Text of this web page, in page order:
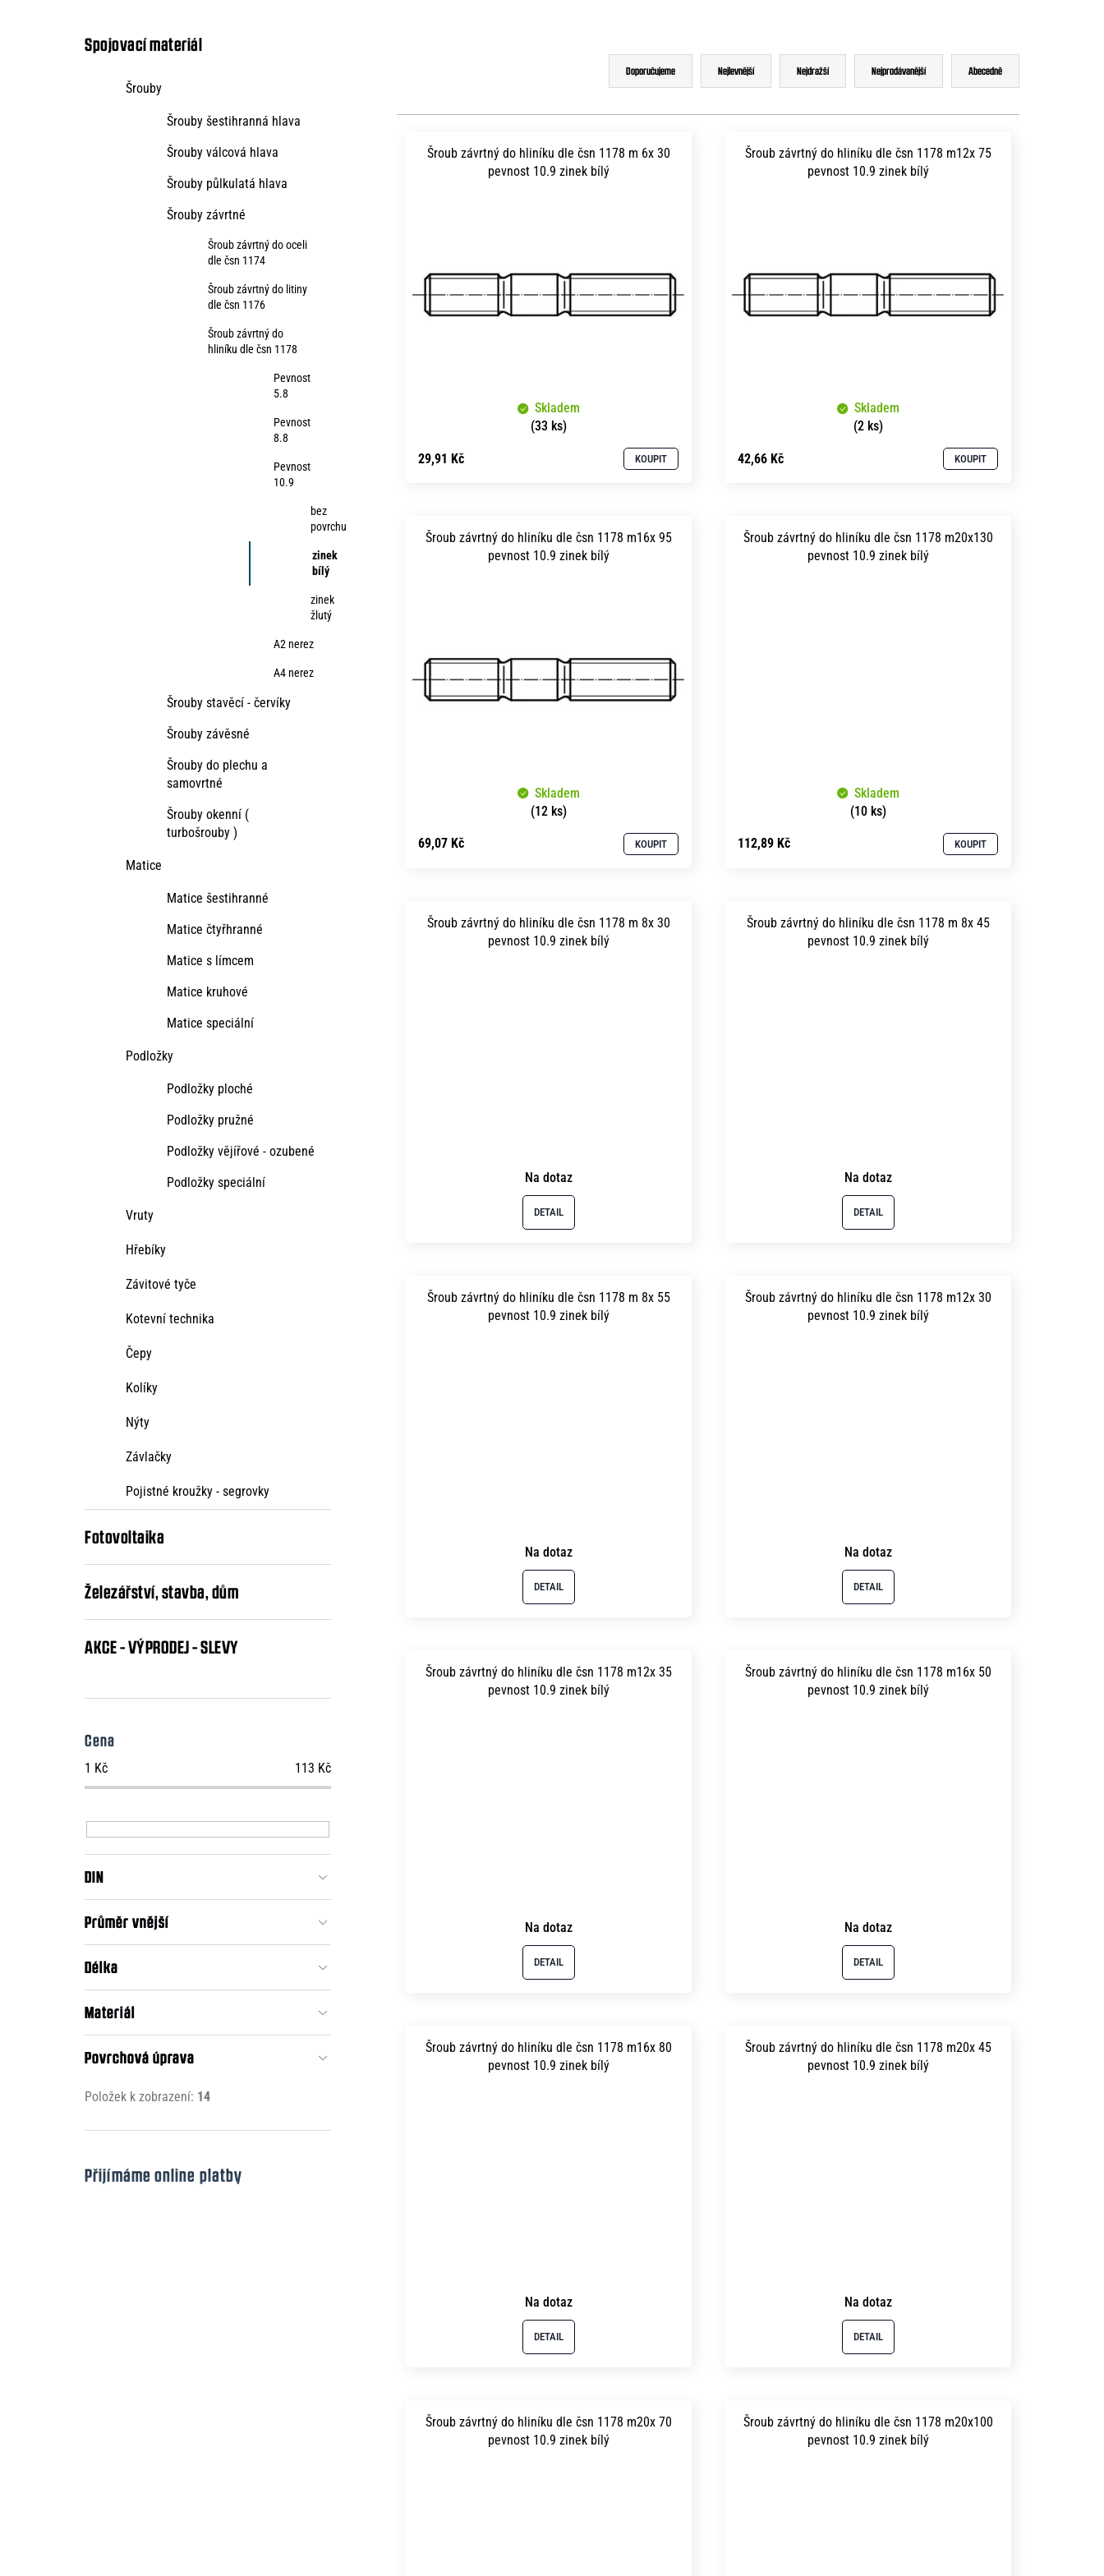
Spojovací materiál
Šrouby
Šrouby šestihranná hlava
Šrouby válcová hlava
Šrouby půlkulatá hlava
Šrouby závrtné
Šroub závrtný do oceli
dle čsn 1174
Šroub závrtný do litiny
dle čsn 1176
Šroub závrtný do
hliníku dle čsn 1178
Pevnost
5.8
Pevnost
8.8
Pevnost
10.9
bez
povrchu
zinek
bílý
zinek
žlutý
A2 nerez
A4 nerez
Šrouby stavěcí - červíky
Šrouby závěsné
Šrouby do plechu a
samovrtné
Šrouby okenní (
turbošrouby )
Matice
Matice šestihranné
Matice čtyřhranné
Matice s límcem
Matice kruhové
Matice speciální
Podložky
Podložky ploché
Podložky pružné
Podložky vějířové - ozubené
Podložky speciální
Vruty
Hřebíky
Závitové tyče
Kotevní technika
Čepy
Kolíky
Nýty
Závlačky
Pojistné kroužky - segrovky
Fotovoltaika
Železářství, stavba, dům
AKCE - VÝPRODEJ - SLEVY
Cena
1 Kč 113 Kč
DIN
Průměr vnější
Délka
Materiál
Povrchová úprava
Položek k zobrazení: 14
Přijímáme online platby
Ř
a
z
e
n
o
d
Doporučujeme Nejlevnější Nejdražší Nejprodávanější Abecedně
Šroub závrtný do hliníku dle čsn 1178 m 6x 30
pevnost 10.9 zinek bílý
Skladem
(33 ks)
29,91 Kč KOUPIT
Šroub závrtný do hliníku dle čsn 1178 m12x 75
pevnost 10.9 zinek bílý
Skladem
(2 ks)
42,66 Kč KOUPIT
Šroub závrtný do hliníku dle čsn 1178 m16x 95
pevnost 10.9 zinek bílý
Skladem
(12 ks)
69,07 Kč KOUPIT
Šroub závrtný do hliníku dle čsn 1178 m20x130
pevnost 10.9 zinek bílý
Skladem
(10 ks)
112,89 Kč KOUPIT
Šroub závrtný do hliníku dle čsn 1178 m 8x 30
pevnost 10.9 zinek bílý
Na dotaz
DETAIL
Šroub závrtný do hliníku dle čsn 1178 m 8x 45
pevnost 10.9 zinek bílý
Na dotaz
DETAIL
Šroub závrtný do hliníku dle čsn 1178 m 8x 55
pevnost 10.9 zinek bílý
Na dotaz
DETAIL
Šroub závrtný do hliníku dle čsn 1178 m12x 30
pevnost 10.9 zinek bílý
Na dotaz
DETAIL
Šroub závrtný do hliníku dle čsn 1178 m12x 35
pevnost 10.9 zinek bílý
Na dotaz
DETAIL
Šroub závrtný do hliníku dle čsn 1178 m16x 50
pevnost 10.9 zinek bílý
Na dotaz
DETAIL
Šroub závrtný do hliníku dle čsn 1178 m16x 80
pevnost 10.9 zinek bílý
Na dotaz
DETAIL
Šroub závrtný do hliníku dle čsn 1178 m20x 45
pevnost 10.9 zinek bílý
Na dotaz
DETAIL
Šroub závrtný do hliníku dle čsn 1178 m20x 70
pevnost 10.9 zinek bílý
Šroub závrtný do hliníku dle čsn 1178 m20x100
pevnost 10.9 zinek bílý